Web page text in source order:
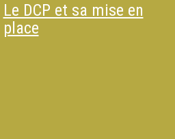
Le DCP et sa mise en
place